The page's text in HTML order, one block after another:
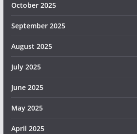
October 2025
September 2025
August 2025
July 2025
June 2025
May 2025
April 2025